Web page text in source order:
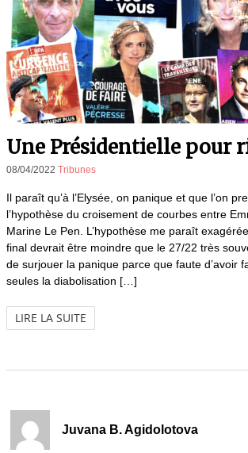
Une Présidentielle pour
08/04/2022 Tribunes
Il paraît qu’à l’Elysée, on panique et que l’on
l’hypothèse du croisement de courbes entre
Marine Le Pen. L’hypothèse me paraît
final devrait être moindre que le 27/22 très
de surjouer la panique parce que faute d’avoir
seules la diabolisation […]
LIRE LA SUITE
Juvana B. Agidolotova